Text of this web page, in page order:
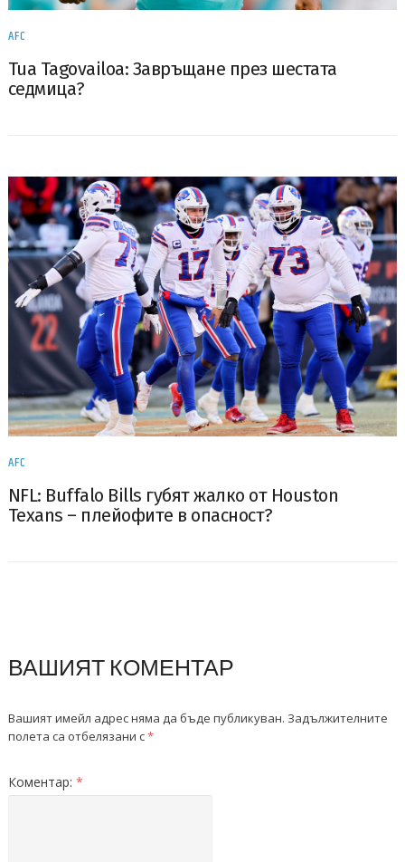
AFC
Tua Tagovailoa: Завръщане през шестата
седмица?
AFC
NFL: Buffalo Bills губят жалко от Houston
Texans – плейофите в опасност?
ВАШИЯТ КОМЕНТАР
Вашият имейл адрес няма да бъде публикуван. Задължителните
полета са отбелязани с*
Коментар: *